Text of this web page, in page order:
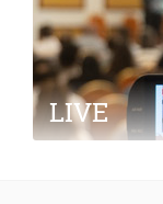
LIVE